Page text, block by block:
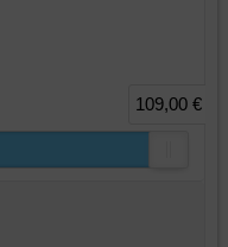
109,00 €